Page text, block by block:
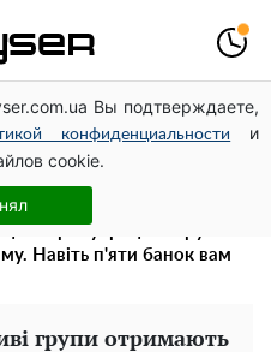
Вы подтверждаете,
конфиденциальности
и
cookie.
це далеко не все: фронтмен
наступним
оформити пільгу на
інструкція
Навіть п'яти банок вам
групи отримають